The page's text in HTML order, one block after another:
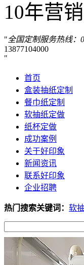
10年营
全国定制服务热线：
13877104000
首页
盒装抽纸定制
餐巾纸定制
软抽纸定做
纸杯定做
成功案例
关于好印象
新闻资讯
联系好印象
企业招聘
热门搜索关键词： 软